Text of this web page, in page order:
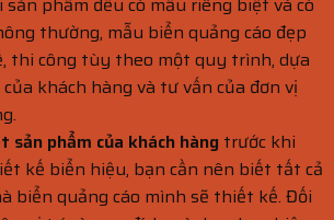
thường, mẫu biển quảng cáo đẹp
thi công tùy theo một quy trình, dựa
khách hàng và tư vấn của đơn vị
sản phẩm của khách hàng trước khi
kế biển hiệu, bạn cần nên biết tất cả
biển quảng cáo mình sẽ thiết kế. Đối